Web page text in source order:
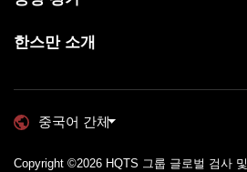
한스만 소개
중국어 간체
Copyright ©2026 HQTS 그룹 글로벌 검사